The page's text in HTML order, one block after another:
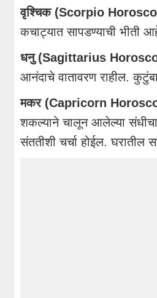
वृश्चिक (Scorpio
कचाट्यात सापडण्याची भीती
धनु (Sagittarius
आनंदाचे वातावरण राहील.
मकर (Capricorn
शकल्याने चालून आलेल्या संधीचा
संततीशी चर्चा होईल. घरातील